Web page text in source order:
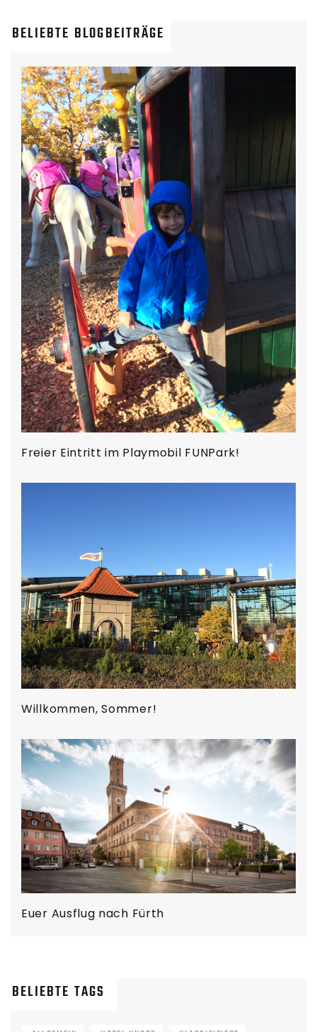
BELIEBTE BLOGBEITRÄGE
Freier Eintritt im Playmobil FUNPark!
Willkommen, Sommer!
Euer Ausflug nach Fürth
BELIEBTE TAGS